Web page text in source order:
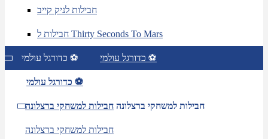
חבילות לניק קייב
חבילות ל Thirty Seconds To Mars
כדורגל עולמי ⚽ כדורגל עולמי ⚽
כדורגל עולמי ⚽
חבילות למשחקי ברצלונה חבילות למשחקי ברצלונה
חבילות למשחקי ברצלונה